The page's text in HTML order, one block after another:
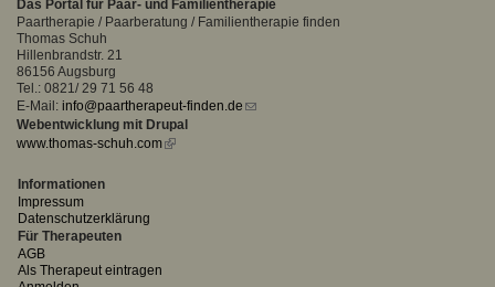
Seminare und Kurse
Fortbildungen
Passwort*
vergessen?
Anmelden
Das Portal für Paar- und Familientherapie
Paartherapie / Paarberatung / Familientherapie finden
Thomas Schuh
Hillenbrandstr. 21
86156 Augsburg
Tel.: 0821/ 29 71 56 48
E-Mail: info@paartherapeut-finden.de (link
Webentwicklung mit Drupal
www.thomas-schuh.com(link
Informationen
Impressum
Datenschutzerklärung
Für Therapeuten
AGB
Als Therapeut eintragen